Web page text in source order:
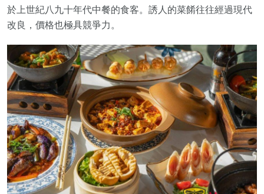
於上世紀八九十年代中餐的食客。誘人的菜餚往往經過現代
改良，價格也極具競爭力。